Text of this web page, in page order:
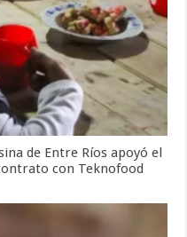
de Entre Ríos apoyó el
con Teknofood